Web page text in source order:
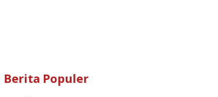
Berita Populer